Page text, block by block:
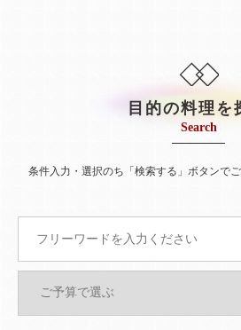
目的の料理を
Search
条件入力・選択のち「検索する」ボタンで